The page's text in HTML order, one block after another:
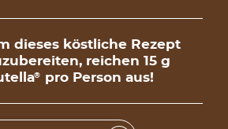
dieses köstliche Rezept
reichen 15 g
® pro Person aus!